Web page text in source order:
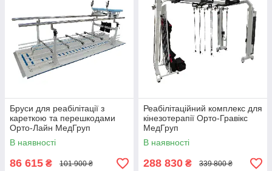
Бруси для реабілітації з
кареткою та перешкодами
Орто-Лайн МедГруп
В наявності
86 615 ₴ 101 900 ₴
Реабілітаційний комплекс для
кінезотерапії Орто-Гравікс
МедГруп
В наявності
288 830 ₴ 339 800 ₴